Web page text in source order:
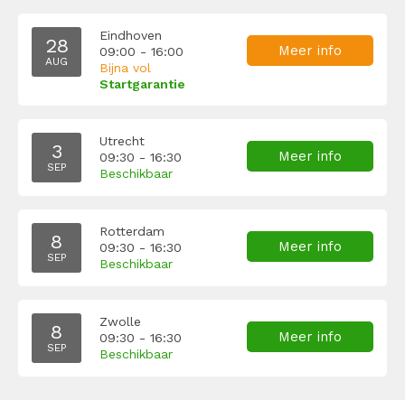
28
AUG
Eindhoven
09:00 - 16:00
Bijna vol
Startgarantie
Meer info
3
SEP
Utrecht
09:30 - 16:30
Beschikbaar
Meer info
8
SEP
Rotterdam
09:30 - 16:30
Beschikbaar
Meer info
8
SEP
Zwolle
09:30 - 16:30
Beschikbaar
Meer info